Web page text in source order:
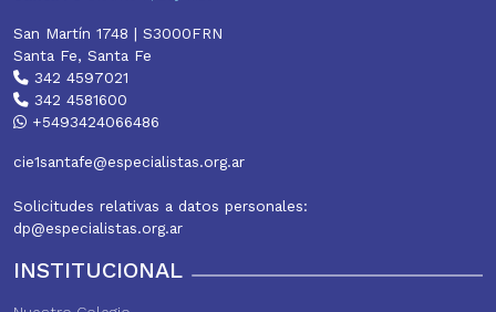
San Martín 1748 | S3000FRN
Santa Fe, Santa Fe
342 4597021
342 4581600
+5493424066486
cie1santafe@especialistas.org.ar
Solicitudes relativas a datos personales:
dp@especialistas.org.ar
INSTITUCIONAL